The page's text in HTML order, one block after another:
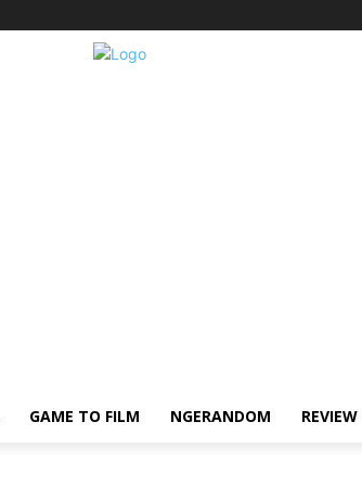
GAME TO FILM NGERANDOM REVIEW